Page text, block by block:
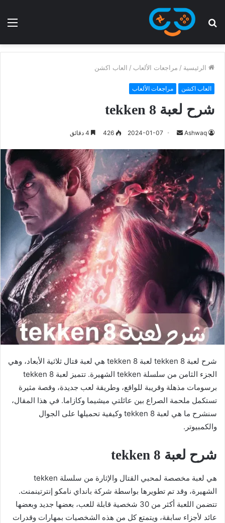
الرئيسية / مراجعات الألعاب / العاب اكشن
العاب اكشن مراجعات الألعاب
شرح لعبة tekken 8
Ashwaq
2024-01-07
426
شرح لعبة tekken 8 لعبة tekken 8 هي لعبة قتال ثلاثية الأبعاد، وهي
الجزء الثامن من سلسلة tekken الشهيرة. تتميز لعبة tekken 8
برسومات مذهلة وقريبة للواقع، وطريقة لعب جديدة، وقصة مثيرة
تستكمل ملحمة الصراع بين عائلتي ميشيما وكازاما. في هذا المقال،
سنشرح ما هي لعبة tekken 8 وكيفية تحميلها على الجوال
والكمبيوتر.
شرح لعبة tekken 8
هي لعبة مخصصة لمحبي القتال والإثارة من سلسلة tekken
الشهيرة، وقد تم تطويرها بواسطة شركة بانداي نامكو إنترتينمنت.
تتضمن اللعبة أكثر من 30 شخصية قابلة للعب، بعضها جديد وبعضها
عائد لأجزاء سابقة، ويتمتع كل من هذه الشخصيات بمهارات وقدرات